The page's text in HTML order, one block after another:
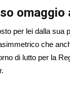
omaggio
per lei dalla sua
che
di lutto per la